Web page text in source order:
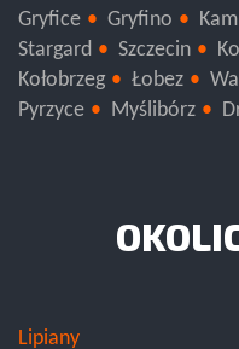
zachodniopomorskie
Gryfice
Gryfino
Stargard
Szczecin
Kołobrzeg
Łobez